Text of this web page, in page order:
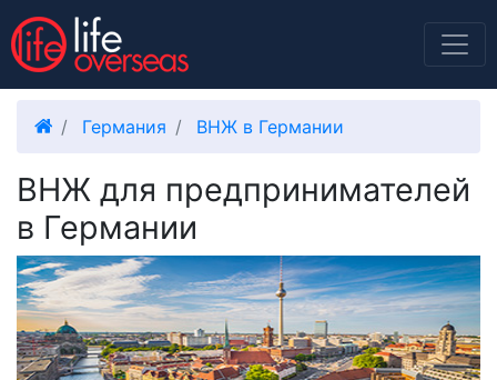
Германия ВНЖ в Германии
ВНЖ для предпринимателей
в Германии